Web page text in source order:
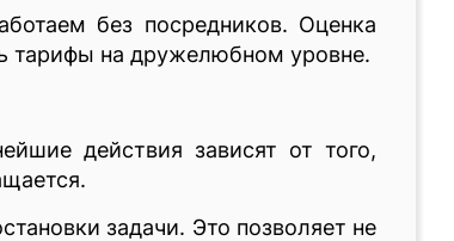
без посредников. Оценка
тарифы на дружелюбном уровне.
действия зависят от того,
задачи. Это позволяет не